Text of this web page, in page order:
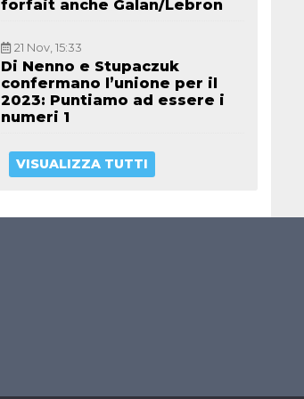
forfait anche Galan/Lebron
21 Nov, 15:33
Di Nenno e Stupaczuk
confermano l’unione per il
2023: Puntiamo ad essere i
numeri 1
VISUALIZZA TUTTI